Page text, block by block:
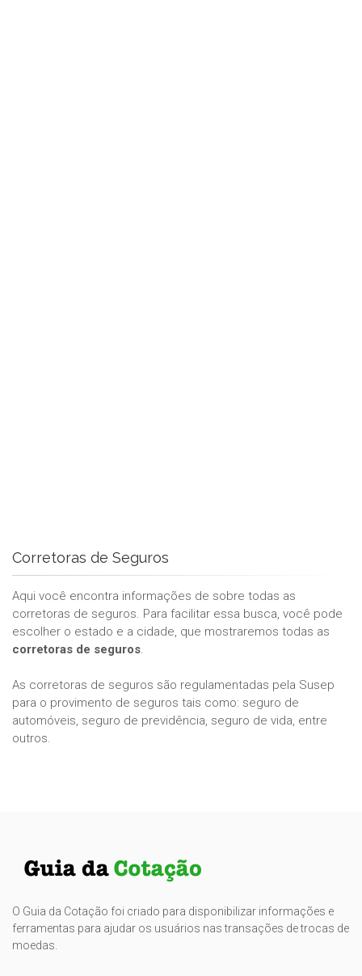
Corretoras de Seguros
Aqui você encontra informações de sobre todas as
corretoras de seguros. Para facilitar essa busca, você pode
escolher o estado e a cidade, que mostraremos todas as
corretoras de seguros.
As corretoras de seguros são regulamentadas pela Susep
para o provimento de seguros tais como: seguro de
automóveis, seguro de previdência, seguro de vida, entre
outros.
O Guia da Cotação foi criado para disponibilizar informações e
ferramentas para ajudar os usuários nas transações de trocas de
moedas.